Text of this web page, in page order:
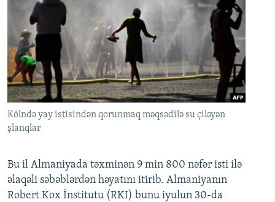
Kölndə yay istisindən qorunmaq məqsədilə su çiləyən
şlanqlar
Bu il Almaniyada təxminən 9 min 800 nəfər isti ilə
əlaqəli səbəblərdən həyatını itirib. Almaniyanın
Robert Kox İnstitutu (RKI) bunu iyulun 30-da